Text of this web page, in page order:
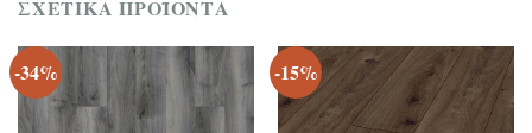
ΣΧΕΤΙΚΆ ΠΡΟΪΌΝΤΑ
-34% -15%